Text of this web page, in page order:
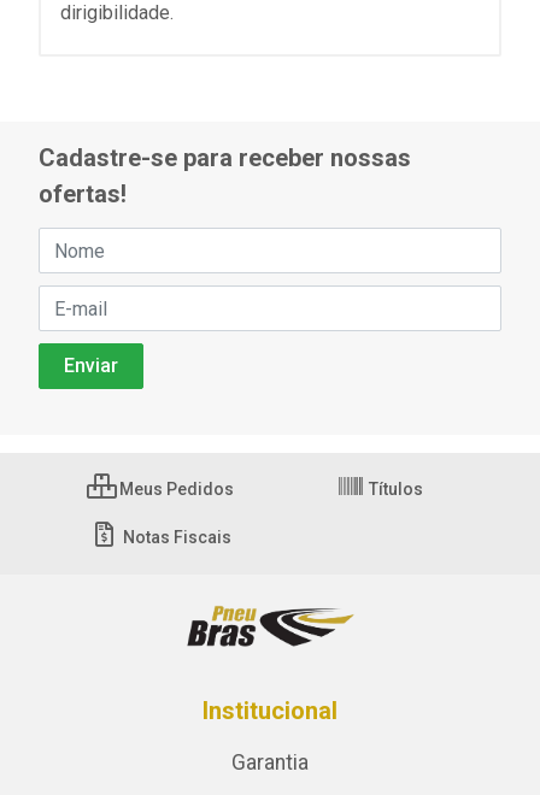
dirigibilidade.
Cadastre-se para receber nossas
ofertas!
Meus Pedidos Títulos
Notas Fiscais
Institucional
Garantia